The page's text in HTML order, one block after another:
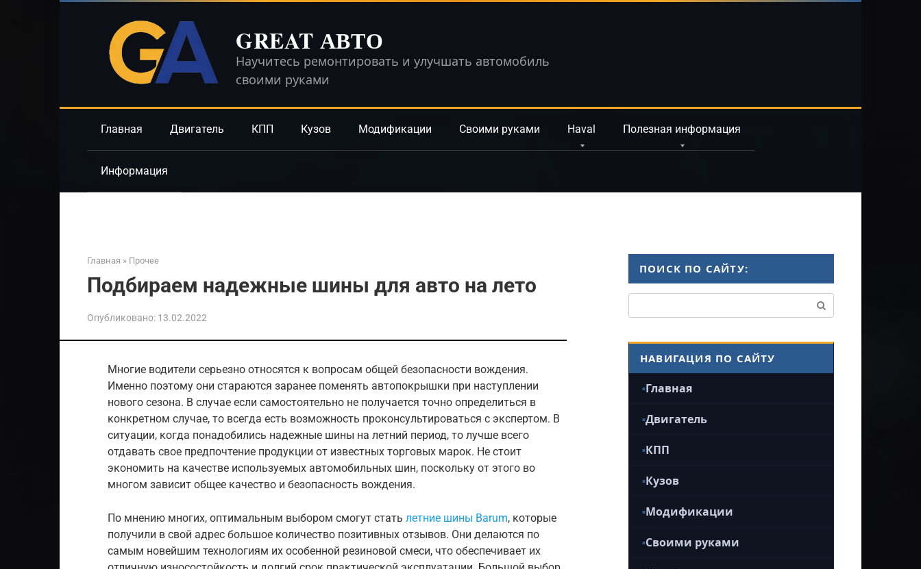
GREAT АВТО
Научитесь ремонтировать и улучшать автомобиль
своими руками
Главная Двигатель КПП Кузов Модификации Своими руками Haval Полезная информация
Информация
Главная » Прочее
Подбираем надежные шины для авто на лето
Опубликовано: 13.02.2022
Многие водители серьезно относятся к вопросам общей безопасности вождения.
Именно поэтому они стараются заранее поменять автопокрышки при наступлении
нового сезона. В случае если самостоятельно не получается точно определиться в
конкретном случае, то всегда есть возможность проконсультироваться с экспертом. В
ситуации, когда понадобились надежные шины на летний период, то лучше всего
отдавать свое предпочтение продукции от известных торговых марок. Не стоит
экономить на качестве используемых автомобильных шин, поскольку от этого во
многом зависит общее качество и безопасность вождения.
По мнению многих, оптимальным выбором смогут стать летние шины Barum, которые
получили в свой адрес большое количество позитивных отзывов. Они делаются по
самым новейшим технологиям их особенной резиновой смеси, что обеспечивает их
ПОИСК ПО САЙТУ:
НАВИГАЦИЯ ПО САЙТУ
Главная
Двигатель
КПП
Кузов
Модификации
Своими руками